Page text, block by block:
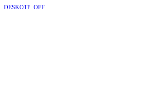
DESKOTP_OFF